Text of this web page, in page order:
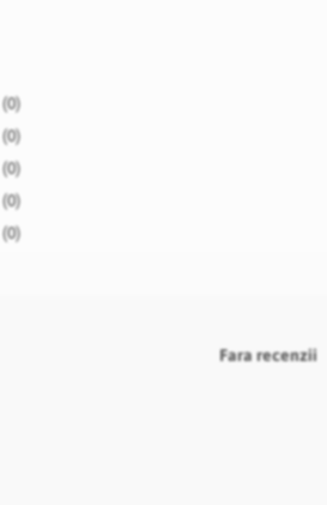
Fara recenzii